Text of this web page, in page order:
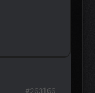
#263166